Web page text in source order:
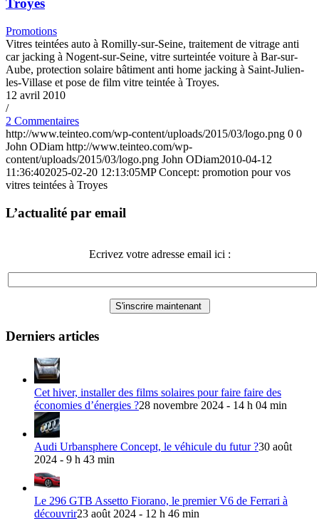
Troyes
Promotions
Vitres teintées auto à Romilly-sur-Seine, traitement de vitrage anti
car jacking à Nogent-sur-Seine, vitre surteintée voiture à Bar-sur-
Aube, protection solaire bâtiment anti home jacking à Saint-Julien-
les-Villase et pose de film vitre teintée à Troyes.
12 avril 2010
/
2 Commentaires
http://www.teinteo.com/wp-content/uploads/2015/03/logo.png 0 0
John ODiam http://www.teinteo.com/wp-
content/uploads/2015/03/logo.png John ODiam2010-04-12
11:36:402025-02-20 12:13:05MP Concept: promotion pour vos
vitres teintées à Troyes
L’actualité par email
Ecrivez votre adresse email ici :
Derniers articles
Cet hiver, installer des films solaires pour faire faire des
économies d’énergies ?28 novembre 2024 - 14 h 04 min
Audi Urbansphere Concept, le véhicule du futur ?30 août
2024 - 9 h 43 min
Le 296 GTB Assetto Fiorano, le premier V6 de Ferrari à
découvrir23 août 2024 - 12 h 46 min